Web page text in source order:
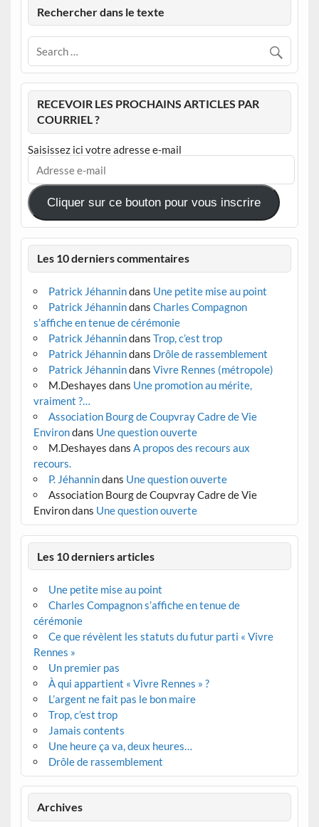
Rechercher dans le texte
RECEVOIR LES PROCHAINS ARTICLES PAR
COURRIEL ?
Saisissez ici votre adresse e-mail
Adresse
mail
Cliquer sur ce bouton pour vous inscrire
Les 10 derniers commentaires
Patrick Jéhannindans Une petite mise au point
Patrick Jéhannindans Charles Compagnon
s’affiche en tenue de cérémonie
Patrick Jéhannindans Trop, c’est trop
Patrick Jéhannindans Drôle de rassemblement
Patrick Jéhannindans Vivre Rennes (métropole)
M.Deshayes dans Une promotion au mérite,
vraiment ?…
Association Bourg de Coupvray Cadre de Vie
Environdans Une question ouverte
M.Deshayes dans A propos des recours aux
recours.
P. Jéhannindans Une question ouverte
Association Bourg de Coupvray Cadre de Vie
Environdans Une question ouverte
Les 10 derniers articles
Une petite mise au point
Charles Compagnon s’affiche en tenue de
cérémonie
Ce que révèlent les statuts du futur parti « Vivre
Rennes »
Un premier pas
À qui appartient « Vivre Rennes » ?
L’argent ne fait pas le bon maire
Trop, c’est trop
Jamais contents
Une heure ça va, deux heures…
Drôle de rassemblement
Archives